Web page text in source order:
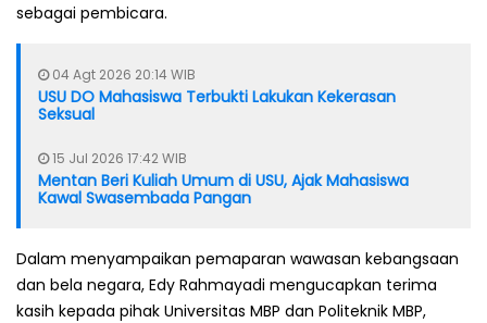
sebagai pembicara.
04 Agt 2026 20:14 WIB
USU DO Mahasiswa Terbukti Lakukan Kekerasan
Seksual
15 Jul 2026 17:42 WIB
Mentan Beri Kuliah Umum di USU, Ajak Mahasiswa
Kawal Swasembada Pangan
Dalam menyampaikan pemaparan wawasan kebangsaan
dan bela negara, Edy Rahmayadi mengucapkan terima
kasih kepada pihak Universitas MBP dan Politeknik MBP,